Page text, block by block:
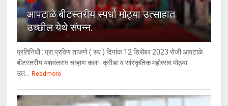
आपटाळे बीटस्तरीय स्पर्धा मोठ्या उत्साहात
उच्छील येथे संपन्न.
प्रतिनिधी : प्रा.प्रविण ताजणे ( सर ) दिनांक 12 डिसेंबर 2023 रोजी आपटाळे
बीटस्तरीय यशवंतराव चव्हाण कला- क्रीडा व सांस्कृतिक महोत्सव मोठ्या
उत... Readmore